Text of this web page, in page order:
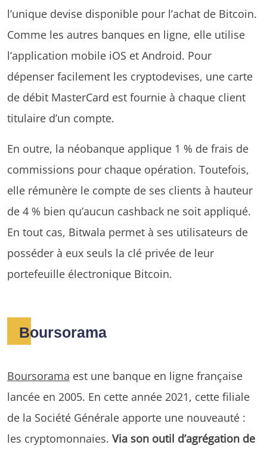
l’unique devise disponible pour l’achat de Bitcoin.
Comme les autres banques en ligne, elle utilise
l’application mobile iOS et Android. Pour
dépenser facilement les cryptodevises, une carte
de débit MasterCard est fournie à chaque client
titulaire d’un compte.
En outre, la néobanque applique 1 % de frais de
commissions pour chaque opération. Toutefois,
elle rémunère le compte de ses clients à hauteur
de 4 % bien qu’aucun cashback ne soit appliqué.
En tout cas, Bitwala permet à ses utilisateurs de
posséder à eux seuls la clé privée de leur
portefeuille électronique Bitcoin.
Boursorama
Boursorama est une banque en ligne française
lancée en 2005. En cette année 2021, cette filiale
de la Société Générale apporte une nouveauté :
les cryptomonnaies. Via son outil d’agrégation de